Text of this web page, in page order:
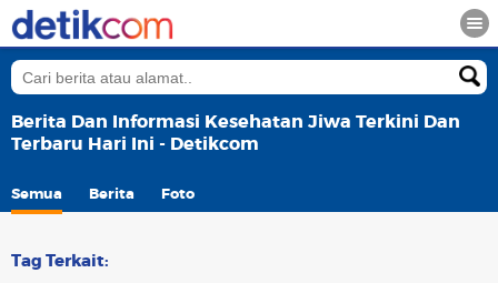
Berita Dan Informasi Kesehatan Jiwa Terkini Dan
Terbaru Hari Ini - Detikcom
Semua Berita Foto
Tag Terkait: